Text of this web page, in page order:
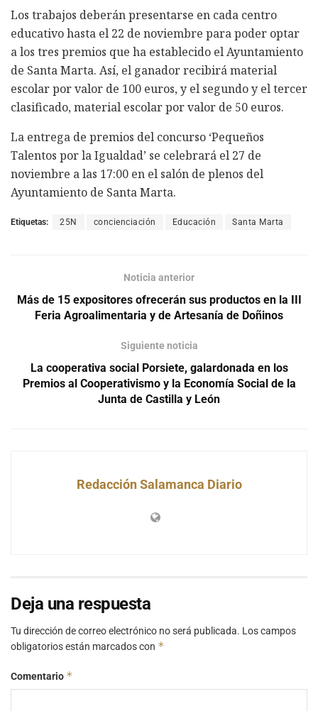
Los trabajos deberán presentarse en cada centro
educativo hasta el 22 de noviembre para poder optar
a los tres premios que ha establecido el Ayuntamiento
de Santa Marta. Así, el ganador recibirá material
escolar por valor de 100 euros, y el segundo y el tercer
clasificado, material escolar por valor de 50 euros.
La entrega de premios del concurso ‘Pequeños
Talentos por la Igualdad’ se celebrará el 27 de
noviembre a las 17:00 en el salón de plenos del
Ayuntamiento de Santa Marta.
Etiquetas: 25N concienciación Educación Santa Marta
Noticia anterior
Más de 15 expositores ofrecerán sus productos en la III
Feria Agroalimentaria y de Artesanía de Doñinos
Siguiente noticia
La cooperativa social Porsiete, galardonada en los
Premios al Cooperativismo y la Economía Social de la
Junta de Castilla y León
Redacción Salamanca Diario
Deja una respuesta
Tu dirección de correo electrónico no será publicada. Los campos
obligatorios están marcados con *
Comentario *